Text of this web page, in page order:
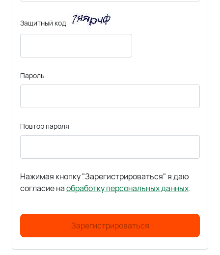
Защитный код
Пароль
Повтор пароля
Нажимая кнопку "Зарегистрироваться" я даю
согласие наобработку персональных данных.
Зарегистрироваться